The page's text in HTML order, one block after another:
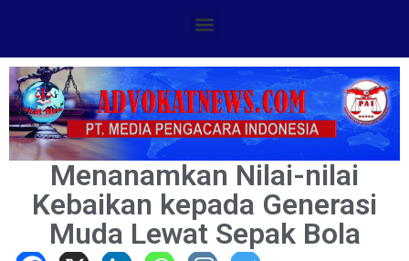
Menanamkan Nilai-nilai
Kebaikan kepada Generasi
Muda Lewat Sepak Bola